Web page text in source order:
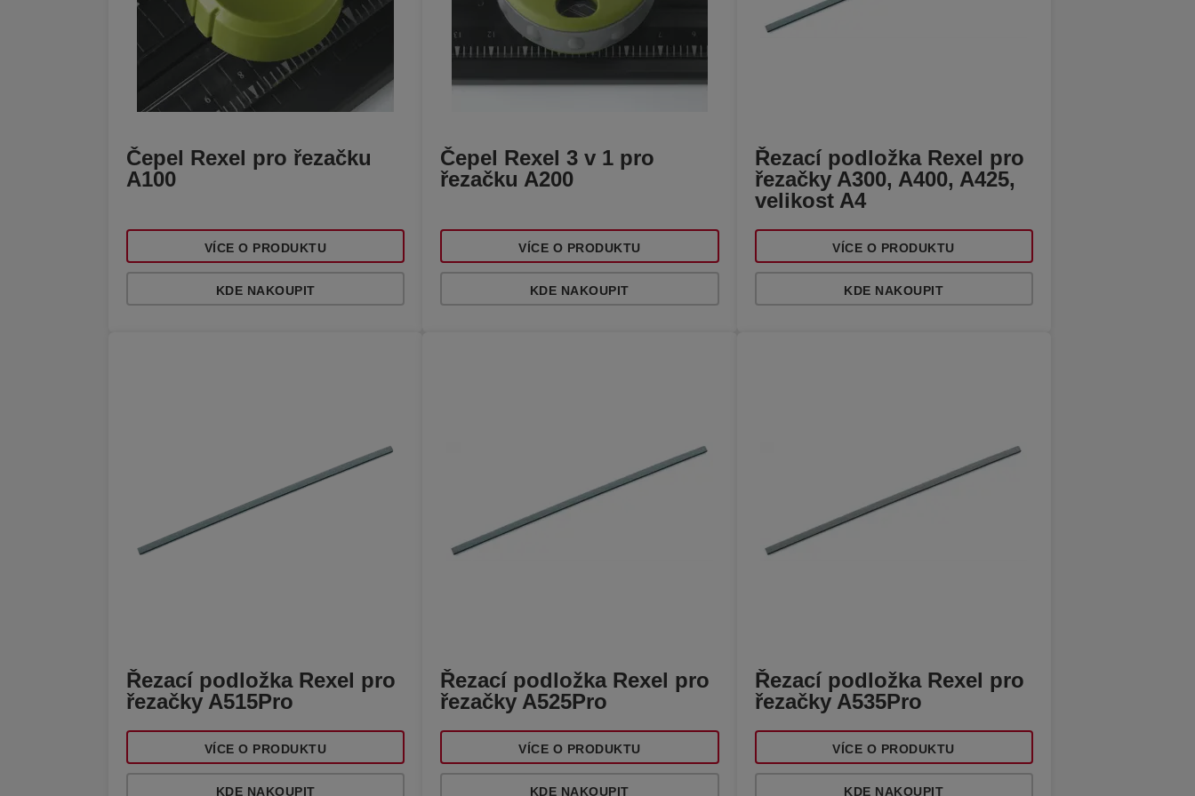
Čepel Rexel pro řezačku
A100
VÍCE O PRODUKTU
KDE NAKOUPIT
Čepel Rexel 3 v 1 pro
řezačku A200
VÍCE O PRODUKTU
KDE NAKOUPIT
Řezací podložka Rexel pro
řezačky A300, A400, A425,
velikost A4
VÍCE O PRODUKTU
KDE NAKOUPIT
Řezací podložka Rexel pro
řezačky A515Pro
VÍCE O PRODUKTU
KDE NAKOUPIT
Řezací podložka Rexel pro
řezačky A525Pro
VÍCE O PRODUKTU
KDE NAKOUPIT
Řezací podložka Rexel pro
řezačky A535Pro
VÍCE O PRODUKTU
KDE NAKOUPIT